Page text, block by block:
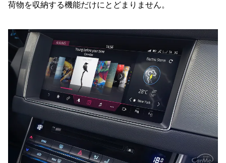
荷物を収納する機能だけにとどまりません。